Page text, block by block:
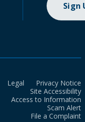
Sign
Legal
Privacy Notice
Site Accessibility
Access to Information
Scam Alert
File a Complaint